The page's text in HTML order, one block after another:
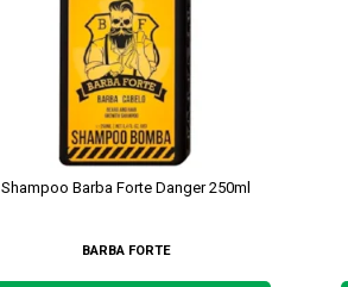
Shampoo Barba Forte Danger 250ml
BARBA FORTE